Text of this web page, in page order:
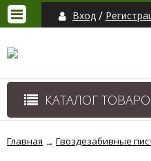
Вход /
КАТАЛОГ
Главная → Гвоздезабивные